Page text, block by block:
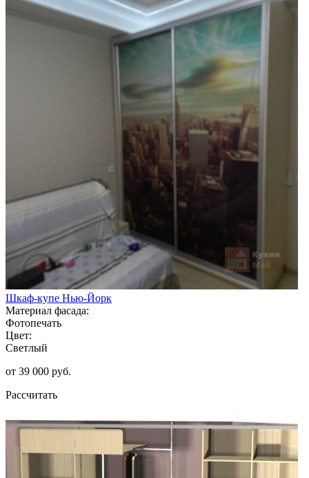
Шкаф-купе Нью-Йорк
Материал фасада:
Фотопечать
Цвет:
Светлый
от 39 000 руб.
Рассчитать